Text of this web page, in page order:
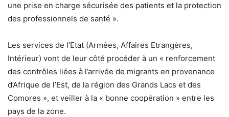
une prise en charge sécurisée des patients et la protection
des professionnels de santé ».
Les services de l’Etat (Armées, Affaires Etrangères,
Intérieur) vont de leur côté procéder à un « renforcement
des contrôles liées à l’arrivée de migrants en provenance
d’Afrique de l’Est, de la région des Grands Lacs et des
Comores », et veiller à la « bonne coopération » entre les
pays de la zone.